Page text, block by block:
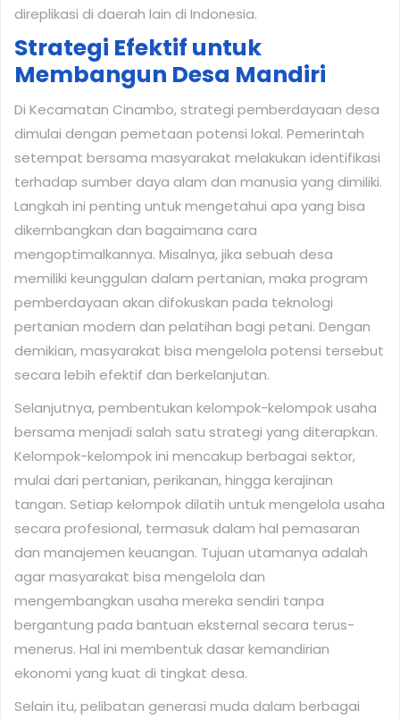
direplikasi di daerah lain di Indonesia.
Strategi Efektif untuk
Membangun Desa Mandiri
Di Kecamatan Cinambo, strategi pemberdayaan desa
dimulai dengan pemetaan potensi lokal. Pemerintah
setempat bersama masyarakat melakukan identifikasi
terhadap sumber daya alam dan manusia yang dimiliki.
Langkah ini penting untuk mengetahui apa yang bisa
dikembangkan dan bagaimana cara
mengoptimalkannya. Misalnya, jika sebuah desa
memiliki keunggulan dalam pertanian, maka program
pemberdayaan akan difokuskan pada teknologi
pertanian modern dan pelatihan bagi petani. Dengan
demikian, masyarakat bisa mengelola potensi tersebut
secara lebih efektif dan berkelanjutan.
Selanjutnya, pembentukan kelompok-kelompok usaha
bersama menjadi salah satu strategi yang diterapkan.
Kelompok-kelompok ini mencakup berbagai sektor,
mulai dari pertanian, perikanan, hingga kerajinan
tangan. Setiap kelompok dilatih untuk mengelola usaha
secara profesional, termasuk dalam hal pemasaran
dan manajemen keuangan. Tujuan utamanya adalah
agar masyarakat bisa mengelola dan
mengembangkan usaha mereka sendiri tanpa
bergantung pada bantuan eksternal secara terus-
menerus. Hal ini membentuk dasar kemandirian
ekonomi yang kuat di tingkat desa.
Selain itu, pelibatan generasi muda dalam berbagai